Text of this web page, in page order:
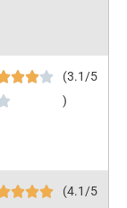
(3.1/5
)
(4.1/5